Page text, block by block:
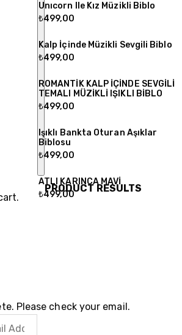
Unıcorn Ile Kız Müzikli Biblo
₺499,00
Kalp İçinde Müzikli Sevgili Biblo
₺499,00
ROMANTİK KALP İÇİNDE SEVGİLİ
TEMALI MÜZİKLİ IŞIKLI BİBLO
₺499,00
Işıklı Bankta Oturan Aşıklar
Biblosu
₺499,00
ATLI KARINCA MAVİ
₺499,00
PRODUCT RESULTS
Please check your email.